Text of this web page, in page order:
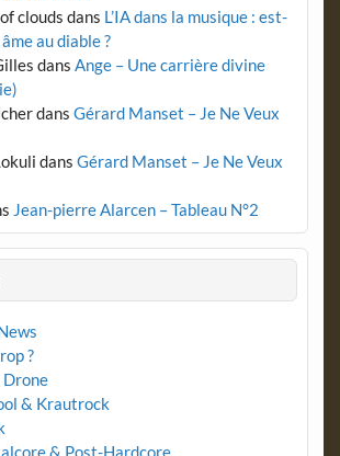
clouds dans L’IA dans la musique : est-
au diable ?
dans Ange – Une carrière divine
dans Gérard Manset – Je Ne Veux
dans Gérard Manset – Je Ne Veux
Jean-pierre Alarcen – Tableau N°2
?
& Krautrock
& Post-Hardcore